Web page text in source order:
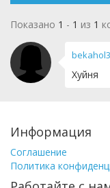
Показано 1 - 1 из 1
Хуйня
Информация
Соглашение
Политика